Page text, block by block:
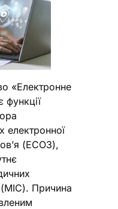
«Електронне
функції
електронної
(ЕСОЗ),
(МІС). Причина